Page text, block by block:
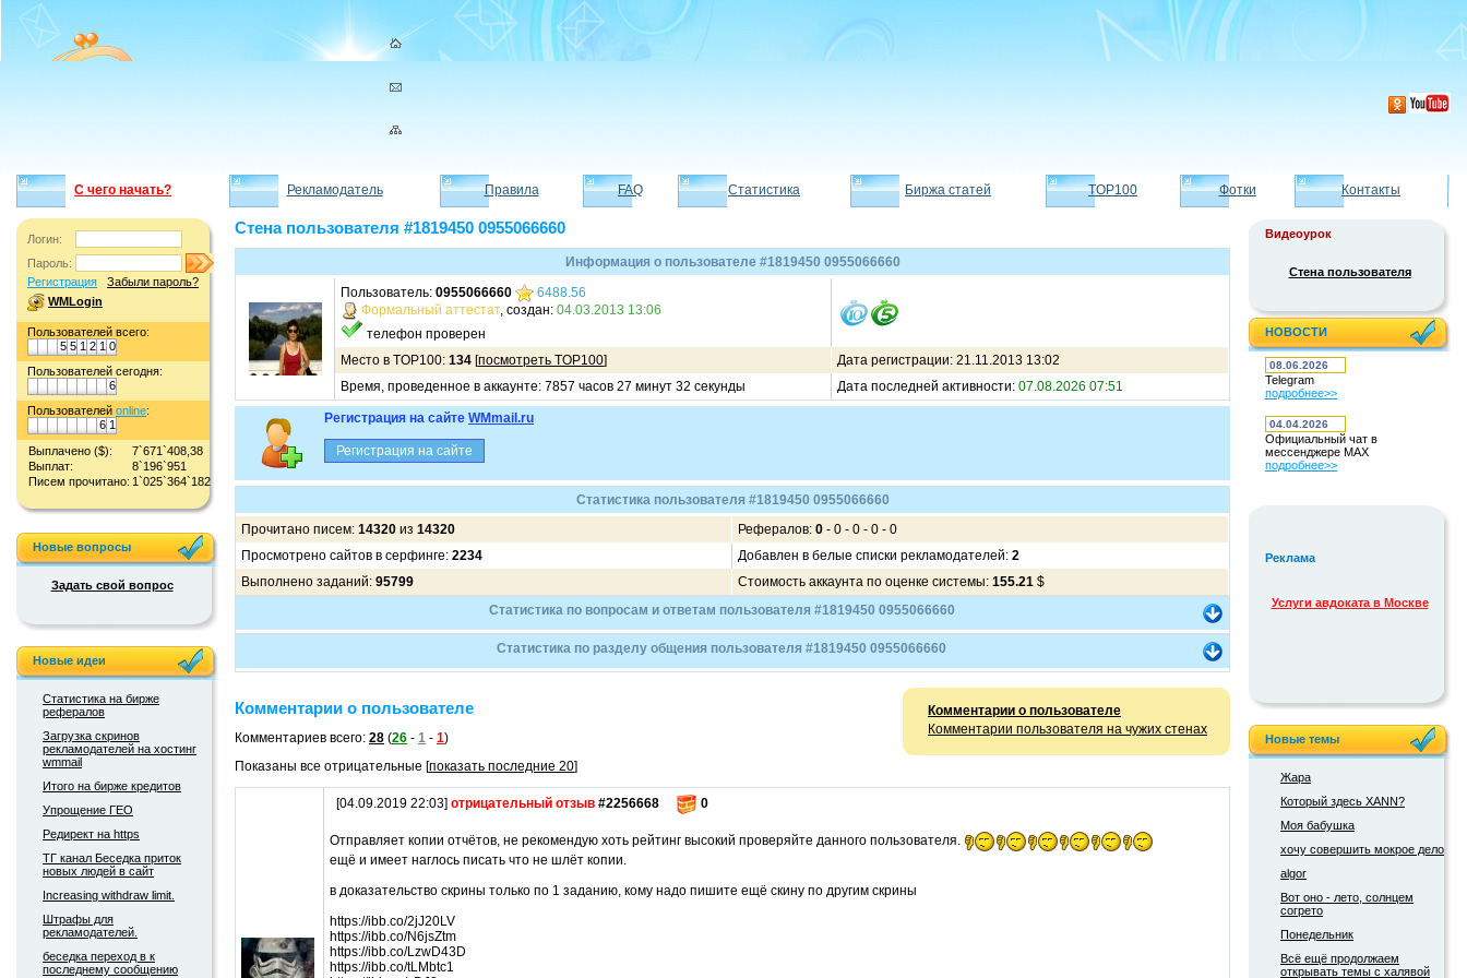
С чего начать? Рекламодатель Правила FAQ Статистика Биржа статей TOP100 Фотки Контакты
Логин:
Пароль:
Регистрация
Забыли пароль?
WMLogin
Пользователей всего:
5 5 1 2 1 0
Пользователей сегодня:
6
Пользователей online:
6 1
Выплачено ($):
7`671`408,38
Выплат:
8`196`951
Писем прочитано: 1`025`364`182
Новые вопросы
Задать свой вопрос
Новые идеи
Статистика на бирже
рефералов
Загрузка скринов
рекламодателей на хостинг
wmmail
Итого на бирже кредитов
Упрощение ГЕО
Редирект на https
ТГ канал Беседка приток
новых людей в сайт
Increasing withdraw limit.
Штрафы для
рекламодателей.
беседка переход в к
последнему сообщению
Стена пользователя #1819450 0955066660
Информация о пользователе #1819450 0955066660
Пользователь: 0955066660
6488.56
Формальный аттестат, создан: 04.03.2013 13:06
телефон проверен
Место в TOP100: 134 [посмотреть TOP100]
Дата регистрации: 21.11.2013 13:02
Время, проведенное в аккаунте: 7857 часов 27 минут 32 секунды
Дата последней активности: 07.08.2026 07:51
Регистрация на сайте WMmail.ru
Статистика пользователя #1819450 0955066660
Прочитано писем: 14320 из 14320 Рефералов: 0 - 0 - 0 - 0 - 0
Просмотрено сайтов в серфинге: 2234 Добавлен в белые списки рекламодателей: 2
Выполнено заданий: 95799 Стоимость аккаунта по оценке системы: 155.21 $
Статистика по вопросам и ответам пользователя #1819450 0955066660
Статистика по разделу общения пользователя #1819450 0955066660
Комментарии о пользователе
Комментарии пользователя на чужих стенах
Комментарии о пользователе
Комментариев всего: 28 (26 - 1 - 1)
Показаны все отрицательные [показать последние 20]
[04.09.2019 22:03] отрицательный отзыв #2256668 0
Отправляет копии отчётов, не рекомендую хоть рейтинг высокий проверяйте данного пользователя.
ещё и имеет наглось писать что не шлёт копии.
в доказательство скрины только по 1 заданию, кому надо пишите ещё скину по другим скрины
https://ibb.co/2jJ20LV
https://ibb.co/N6jsZtm
https://ibb.co/LzwD43D
https://ibb.co/tLMbtc1
Видеоурок
Стена пользователя
НОВОСТИ
08.06.2026
Telegram
подробнее>>
04.04.2026
Официальный чат в
мессенджере MAX
подробнее>>
Реклама
Услуги авдоката в Москве
Новые темы
Жара
Который здесь XANN?
Моя бабушка
хочу совершить мокрое дело
algor
Вот оно - лето, солнцем
согрето
Понедельник
Всё ещё продолжаем
открывать темы с халявой